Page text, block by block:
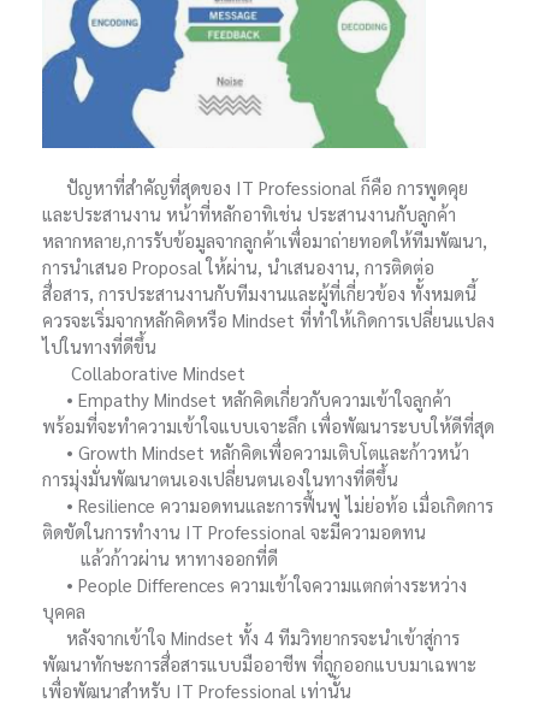
ปัญหาที่สำคัญที่สุดของ IT Professional ก็คือ การพูดคุย
และประสานงาน หน้าที่หลักอาทิเช่น ประสานงานกับลูกค้า
หลากหลาย,การรับข้อมูลจากลูกค้าเพื่อมาถ่ายทอดให้ทีมพัฒนา,
การนำเสนอ Proposal ให้ผ่าน, นำเสนองาน, การติดต่อ
สื่อสาร, การประสานงานกับทีมงานและผู้ที่เกี่ยวข้อง ทั้งหมดนี้
ควรจะเริ่มจากหลักคิดหรือ Mindset ที่ทำให้เกิดการเปลี่ยนแปลง
ไปในทางที่ดีขึ้น
Collaborative Mindset
• Empathy Mindset หลักคิดเกี่ยวกับความเข้าใจลูกค้า
พร้อมที่จะทำความเข้าใจแบบเจาะลึก เพื่อพัฒนาระบบให้ดีที่สุด
• Growth Mindset หลักคิดเพื่อความเติบโตและก้าวหน้า
การมุ่งมั่นพัฒนาตนเองเปลี่ยนตนเองในทางที่ดีขึ้น
• Resilience ความอดทนและการฟื้นฟู ไม่ย่อท้อ เมื่อเกิดการ
ติดขัดในการทำงาน IT Professional จะมีความอดทน
แล้วก้าวผ่าน หาทางออกที่ดี
• People Differences ความเข้าใจความแตกต่างระหว่าง
บุคคล
หลังจากเข้าใจ Mindset ทั้ง 4 ทีมวิทยากรจะนำเข้าสู่การ
พัฒนาทักษะการสื่อสารแบบมืออาชีพ ที่ถูกออกแบบมาเฉพาะ
เพื่อพัฒนาสำหรับ IT Professional เท่านั้น